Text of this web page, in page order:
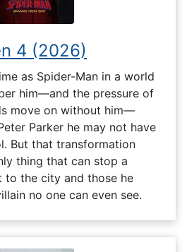
4 (2026)
as Spider-Man in a world
him—and the pressure of
move on without him—
Parker he may not have
But that transformation
thing that can stop a
to the city and those he
no one can even see.